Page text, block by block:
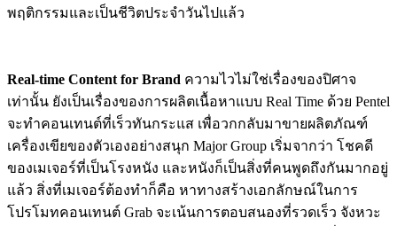
พฤติกรรมและเป็นชีวิตประจำวันไปแล้ว
Real-time Content for Brand ความไวไม่ใช่เรื่องของปิศาจ
เท่านั้น ยังเป็นเรื่องของการผลิตเนื้อหาแบบ Real Time ด้วย Pentel
จะทำคอนเทนต์ที่เร็วทันกระแส เพื่อวกกลับมาขายผลิตภัณฑ์
เครื่องเขียของตัวเองอย่างสนุก Major Group เริ่มจากว่า โชคดี
ของเมเจอร์ที่เป็นโรงหนัง และหนังก็เป็นสิ่งที่คนพูดถึงกันมากอยู่
แล้ว สิ่งที่เมเจอร์ต้องทำก็คือ หาทางสร้างเอกลักษณ์ในการ
โปรโมทคอนเทนต์ Grab จะเน้นการตอบสนองที่รวดเร็ว จังหวะ